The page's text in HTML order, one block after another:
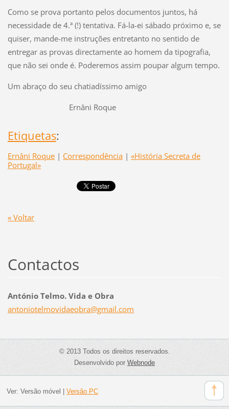
Como se prova portanto pelos documentos juntos, há
necessidade de 4.ª (!) tentativa. Fá-la-ei sábado próximo e, se
quiser, mande-me instruções entretanto no sentido de
entregar as provas directamente ao homem da tipografia,
que não sei onde é. Poderemos assim poupar algum tempo.
Um abraço do seu chatiadíssimo amigo
Ernâni Roque
Etiquetas:
Ernâni Roque | Correspondência | «História Secreta de
Portugal»
« Voltar
Contactos
António Telmo. Vida e Obra
antoniotelmovidaeobra@gmail.com
© 2013 Todos os direitos reservados.
Desenvolvido porWebnode
Ver: Versão móvel | Versão PC